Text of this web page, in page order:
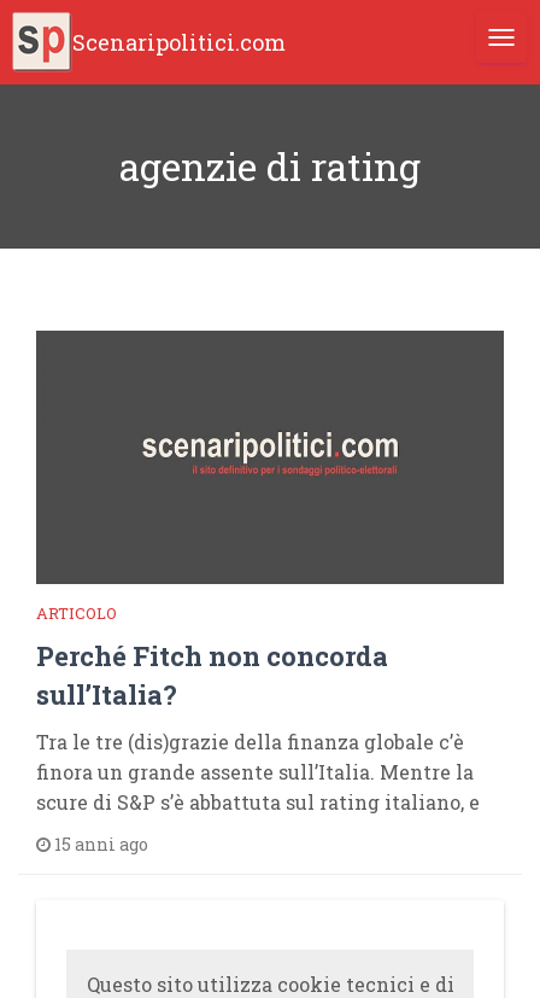
Scenaripolitici.com
agenzie di rating
ARTICOLO
Perché Fitch non concorda
sull’Italia?
Tra le tre (dis)grazie della finanza globale c’è
finora un grande assente sull’Italia. Mentre la
scure di S&P s’è abbattuta sul rating italiano, e
15 anni ago
Questo sito utilizza cookie tecnici e di